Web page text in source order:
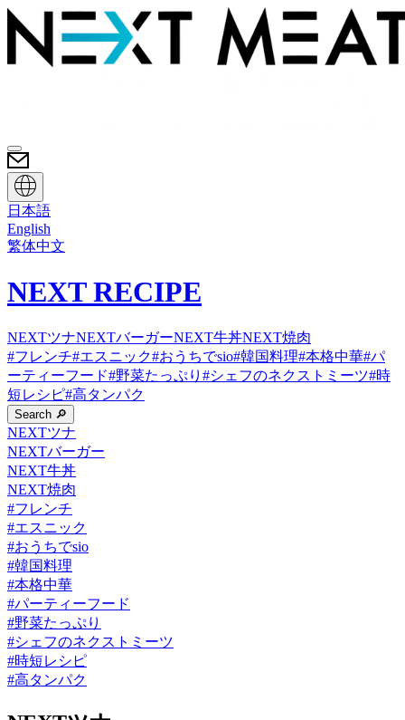
日本語
English
繁体中文
NEXT RECIPE
NEXTツナNEXTバーガーNEXT牛丼NEXT焼肉
#フレンチ#エスニック#おうちでsio#韓国料理#本格中華#パ
ーティーフード#野菜たっぷり #シェフのネクストミーツ#時
短レシピ#高タンパク
Search 🔎
NEXTツナ
NEXTバーガー
NEXT牛丼
NEXT焼肉
#フレンチ
#エスニック
#おうちでsio
#韓国料理
#本格中華
#パーティーフード
#野菜たっぷり
#シェフのネクストミーツ
#時短レシピ
#高タンパク